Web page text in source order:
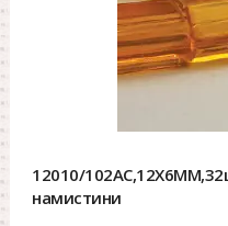
12010/
намистини